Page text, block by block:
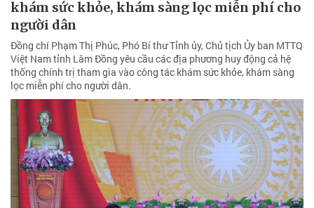
khám sức khỏe, khám sàng lọc miễn phí cho
người dân
Đồng chí Phạm Thị Phúc, Phó Bí thư Tỉnh ủy, Chủ tịch Ủy ban MTTQ
Việt Nam tỉnh Lâm Đồng yêu cầu các địa phương huy động cả hệ
thống chính trị tham gia vào công tác khám sức khỏe, khám sàng
lọc miễn phí cho người dân.